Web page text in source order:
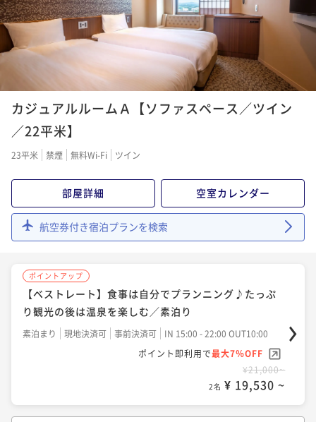
ポイント即利用で最大7％OFF
¥22,140~
2名 ¥ 20,590 ~
ポイントアップ
【ベストレート】北海道の味覚ビュッフェと湯の川温
泉を愉しむ／夕・朝食付き
二食付き 現地決済可
¥23,660~
2名 ¥ 22,003 ~
カジュアルルームＡ【ソファスペース／ツイン
／22平米】
23平米 禁煙 無料Wi-Fi ツイン
部屋詳細 空室カレンダー
航空券付き宿泊プランを検索
ポイントアップ
【ベストレート】食事は自分でプランニング♪たっぷ
り観光の後は温泉を楽しむ／素泊り
素泊まり 現地決済可 事前決済可
IN 15:00 - 22:00 OUT10:00
ポイント即利用で最大7％OFF
¥21,000~
2名 ¥ 19,530 ~